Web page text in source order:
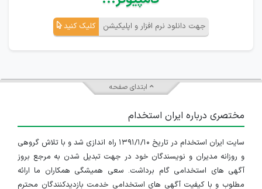
جهت دانلود نرم افزار و اپلیکیشن کلیک کنید
ابتدای صفحه
مختصری درباره ایران استخدام
سایت ایران استخدام در تاریخ ۱۳۹۱/۱/۱۰ راه اندازی شد و با تلاش گروهی
و روزانه مدیران و نویسندگان خود در جهت تبدیل شدن به مرجع بروز
آگهی های استخدامی گام برداشت. سعی همیشگی همکاران ما ارائه
مطلوب و با کیفیت آگهی های استخدامی خدمت بازدیدکنندگان محترم